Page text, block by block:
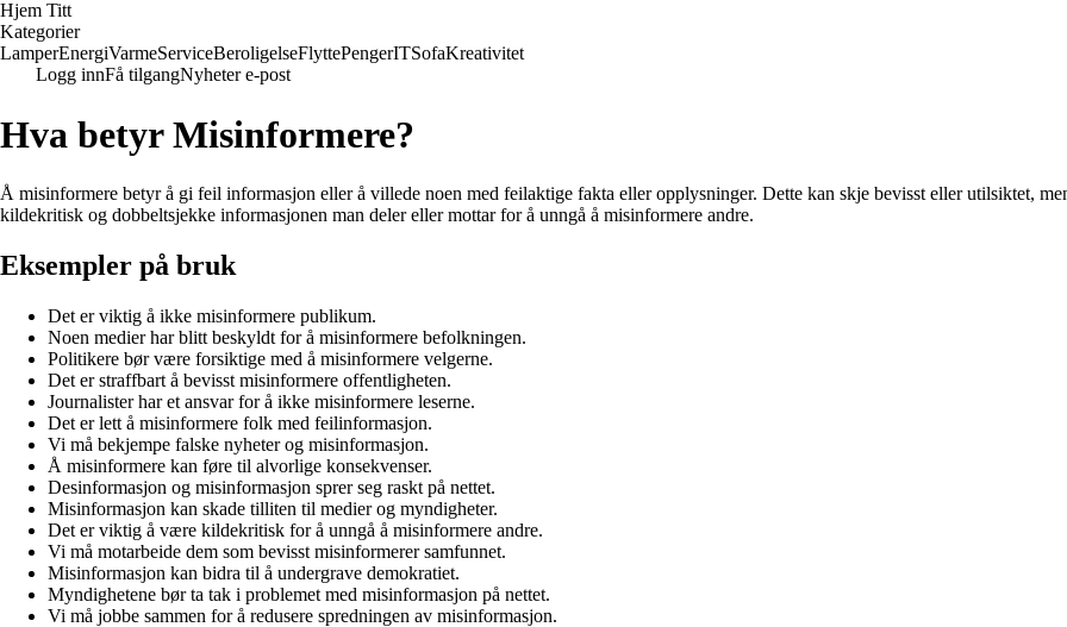
Hjem Titt
Kategorier
LamperEnergiVarmeServiceBeroligelseFlyttePengerITSofaKreativitet
Logg innFå tilgangNyheter e-post
Hva betyr Misinformere?
Å misinformere betyr å gi feil informasjon eller å villede noen med feilaktige fakta eller opplysninger. Dette kan skje bevisst eller utilsiktet,
kildekritisk og dobbeltsjekke informasjonen man deler eller mottar for å unngå å misinformere andre.
Eksempler på bruk
Det er viktig å ikke misinformere publikum.
Noen medier har blitt beskyldt for å misinformere befolkningen.
Politikere bør være forsiktige med å misinformere velgerne.
Det er straffbart å bevisst misinformere offentligheten.
Journalister har et ansvar for å ikke misinformere leserne.
Det er lett å misinformere folk med feilinformasjon.
Vi må bekjempe falske nyheter og misinformasjon.
Å misinformere kan føre til alvorlige konsekvenser.
Desinformasjon og misinformasjon sprer seg raskt på nettet.
Misinformasjon kan skade tilliten til medier og myndigheter.
Det er viktig å være kildekritisk for å unngå å misinformere andre.
Vi må motarbeide dem som bevisst misinformerer samfunnet.
Misinformasjon kan bidra til å undergrave demokratiet.
Myndighetene bør ta tak i problemet med misinformasjon på nettet.
Vi må jobbe sammen for å redusere spredningen av misinformasjon.